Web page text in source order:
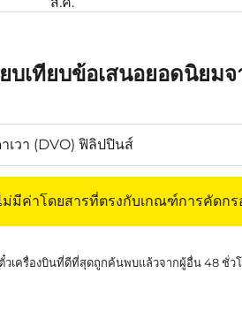
ยบเทียบข้อเสนอยอดนิยม
ม่มีค่าโดยสารที่ตรงกับเกณฑ์การคัดก
วเครื่องบินที่ดีที่สุดถูกค้นพบแล้วจากผู้อื่น 48 ชั่ว